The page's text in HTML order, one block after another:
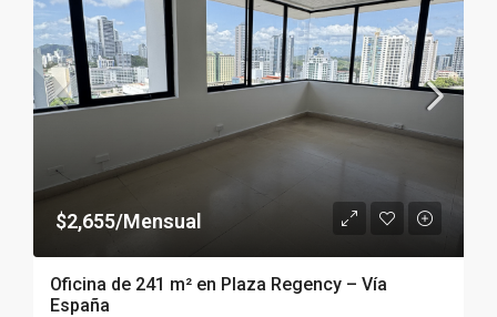
$2,655/Mensual
Oficina de 241 m² en Plaza Regency – Vía
España